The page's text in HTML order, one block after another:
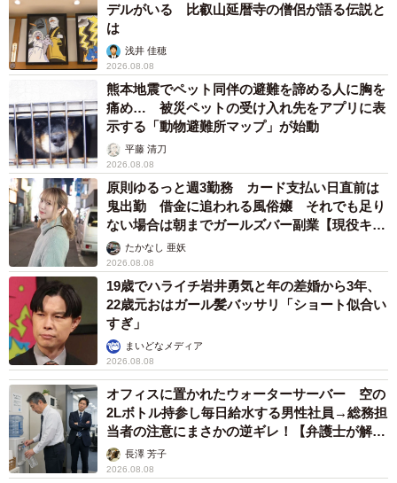
デルがいる 比叡山延暦寺の僧侶が語る伝説と
は
浅井 佳穂
2026.08.08
熊本地震でペット同伴の避難を諦める人に胸を
痛め… 被災ペットの受け入れ先をアプリに表
示する「動物避難所マップ」が始動
平藤 清刀
2026.08.08
原則ゆるっと週3勤務 カード支払い日直前は
鬼出勤 借金に追われる風俗嬢 それでも足り
ない場合は朝までガールズバー副業【現役キャ
ストに取材】
たかなし 亜妖
2026.08.08
19歳でハライチ岩井勇気と年の差婚から3年、
22歳元おはガール髪バッサリ「ショート似合い
すぎ」
まいどなメディア
2026.08.08
オフィスに置かれたウォーターサーバー 空の
2Lボトル持参し毎日給水する男性社員→総務担
当者の注意にまさかの逆ギレ！【弁護士が解
説】長澤 芳子
2026.08.08